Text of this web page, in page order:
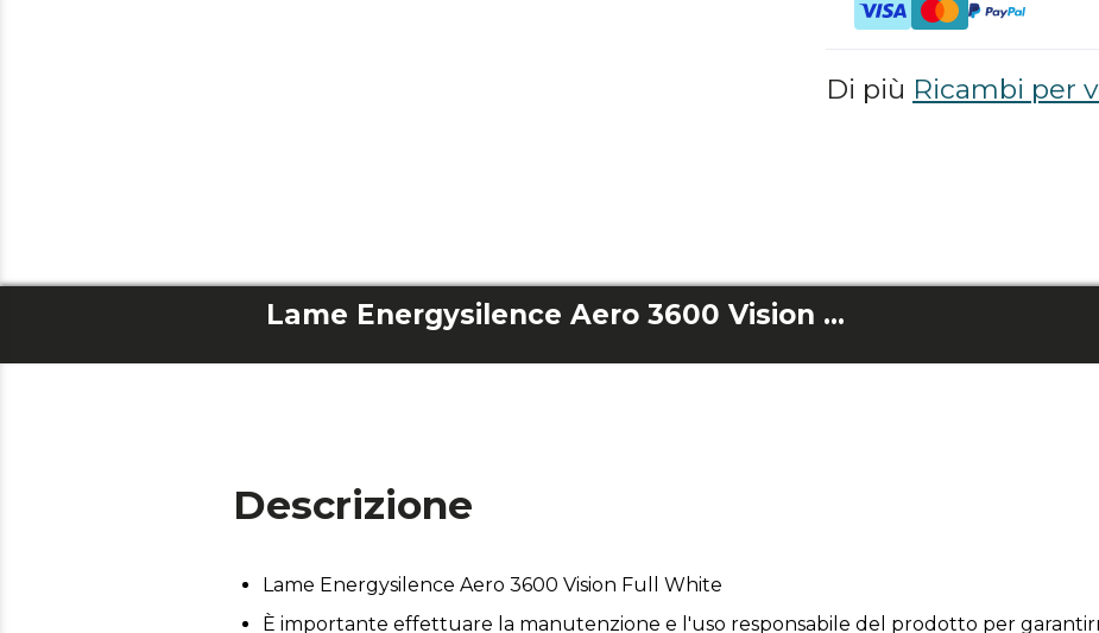
Di più Ricambi per
Lame Energysilence Aero 3600 Vision Full White
Descrizione
Lame Energysilence Aero 3600 Vision Full White
È importante effettuare la manutenzione e l'uso responsabile del prodotto per